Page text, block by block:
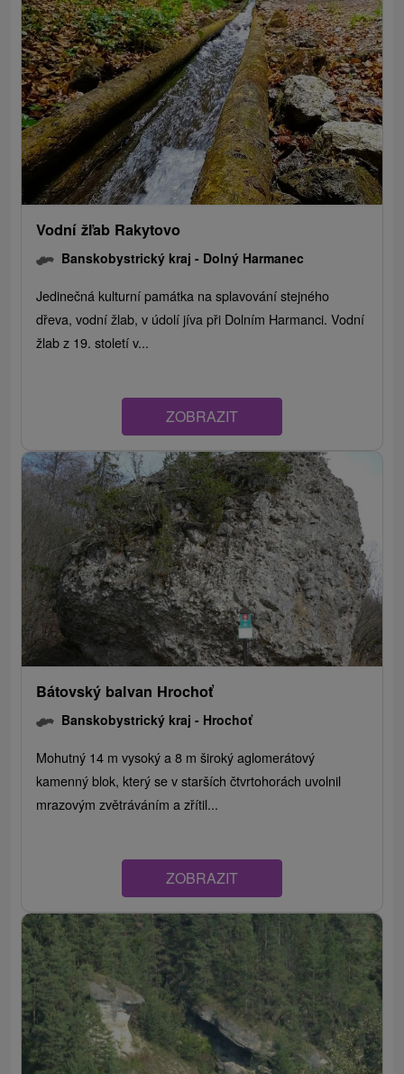
Vodní žľab Rakytovo
Banskobystrický kraj - Dolný Harmanec
Jedinečná kulturní památka na splavování stejného
dřeva, vodní žlab, v údolí jíva při Dolním Harmanci. Vodní
žlab z 19. století v...
ZOBRAZIT
Bátovský balvan Hrochoť
Banskobystrický kraj - Hrochoť
Mohutný 14 m vysoký a 8 m široký aglomerátový
kamenný blok, který se v starších čtvrtohorách uvolnil
mrazovým zvětráváním a zřítil...
ZOBRAZIT